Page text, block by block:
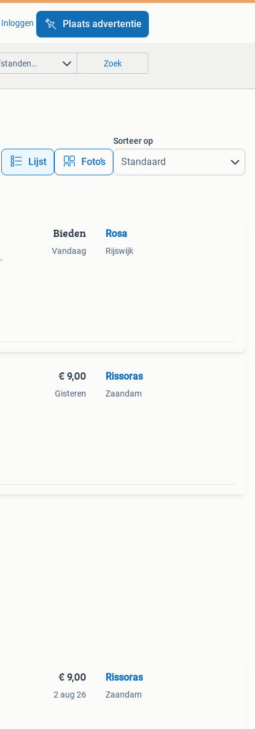
Inloggen Plaats advertentie
Zoek
Lijst Foto’s
Sorteer op
Bieden
Vandaag
Rosa
Rijswijk
€ 9,00
Gisteren
Rissoras
Zaandam
€ 9,00
2 aug 26
Rissoras
Zaandam